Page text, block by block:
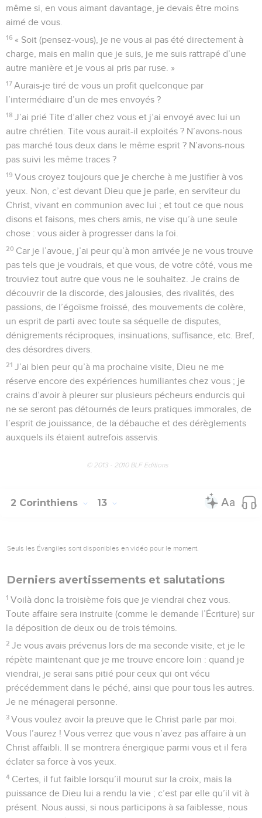
même si, en vous aimant davantage, je devais être moins
aimé de vous.
16 « Soit (pensez-vous), je ne vous ai pas été directement à
charge, mais en malin que je suis, je me suis rattrapé d’une
autre manière et je vous ai pris par ruse. »
17 Aurais-je tiré de vous un profit quelconque par
l’intermédiaire d’un de mes envoyés ?
18 J’ai prié Tite d’aller chez vous et j’ai envoyé avec lui un
autre chrétien. Tite vous aurait-il exploités ? N’avons-nous
pas marché tous deux dans le même esprit ? N’avons-nous
pas suivi les même traces ?
19 Vous croyez toujours que je cherche à me justifier à vos
yeux. Non, c’est devant Dieu que je parle, en serviteur du
Christ, vivant en communion avec lui ; et tout ce que nous
disons et faisons, mes chers amis, ne vise qu’à une seule
chose : vous aider à progresser dans la foi.
20 Car je l’avoue, j’ai peur qu’à mon arrivée je ne vous trouve
pas tels que je voudrais, et que vous, de votre côté, vous me
trouviez tout autre que vous ne le souhaitez. Je crains de
découvrir de la discorde, des jalousies, des rivalités, des
passions, de l’égoïsme froissé, des mouvements de colère,
un esprit de parti avec toute sa séquelle de disputes,
dénigrements réciproques, insinuations, suffisance, etc. Bref,
des désordres divers.
21 J’ai bien peur qu’à ma prochaine visite, Dieu ne me
réserve encore des expériences humiliantes chez vous ; je
crains d’avoir à pleurer sur plusieurs pécheurs endurcis qui
ne se seront pas détournés de leurs pratiques immorales, de
l’esprit de jouissance, de la débauche et des dérèglements
auxquels ils étaient autrefois asservis.
© 2013 - 2010 BLF Editions
2 Corinthiens 13
Seuls les Évangiles sont disponibles en vidéo pour le moment.
Derniers avertissements et salutations
1 Voilà donc la troisième fois que je viendrai chez vous.
Toute affaire sera instruite (comme le demande l’Écriture) sur
la déposition de deux ou de trois témoins.
2 Je vous avais prévenus lors de ma seconde visite, et je le
répète maintenant que je me trouve encore loin : quand je
viendrai, je serai sans pitié pour ceux qui ont vécu
précédemment dans le péché, ainsi que pour tous les autres.
Je ne ménagerai personne.
3 Vous voulez avoir la preuve que le Christ parle par moi.
Vous l’aurez ! Vous verrez que vous n’avez pas affaire à un
Christ affaibli. Il se montrera énergique parmi vous et il fera
éclater sa force à vos yeux.
4 Certes, il fut faible lorsqu’il mourut sur la croix, mais la
puissance de Dieu lui a rendu la vie ; c’est par elle qu’il vit à
présent. Nous aussi, si nous participons à sa faiblesse, nous